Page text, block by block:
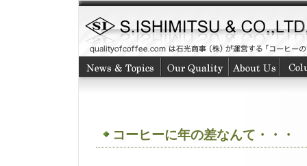
コーヒーに年の差なんて・・・